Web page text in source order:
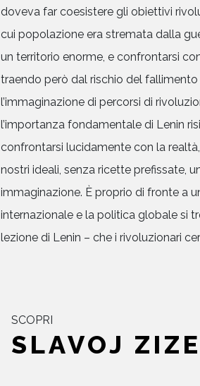
CHI
doveva far coesistere gli obiettivi
cui popolazione era stremata dalla
un territorio enorme, e confrontarsi
traendo però dal rischio del
l’immaginazione di percorsi di
l’importanza fondamentale di Lenin
confrontarsi lucidamente con la
nostri ideali, senza ricette prefissate,
immaginazione. È proprio di fronte a
internazionale e la politica globale si
lezione di Lenin – che i rivoluzionari
SCOPRI
SLAVOJ